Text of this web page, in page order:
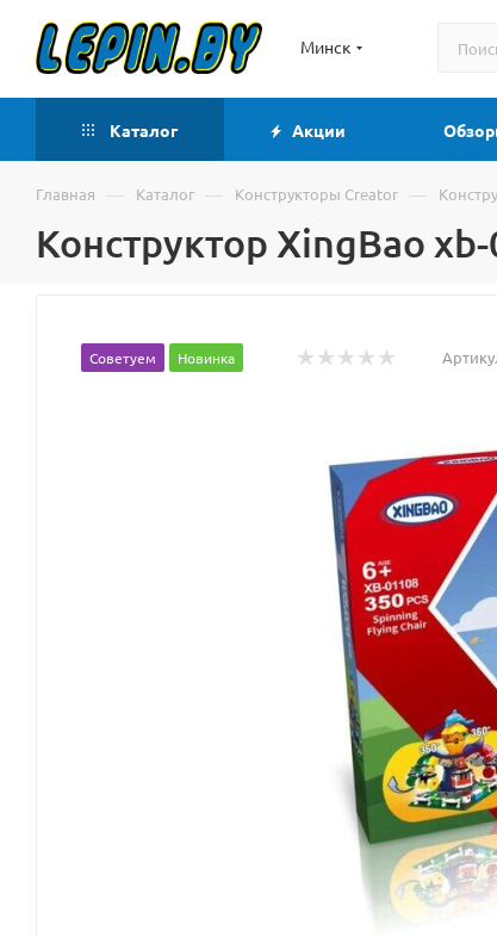
Минск
Каталог Акции
Главная — Каталог — Конструкторы Creator —
Конструктор XingBao
Советуем Новинка